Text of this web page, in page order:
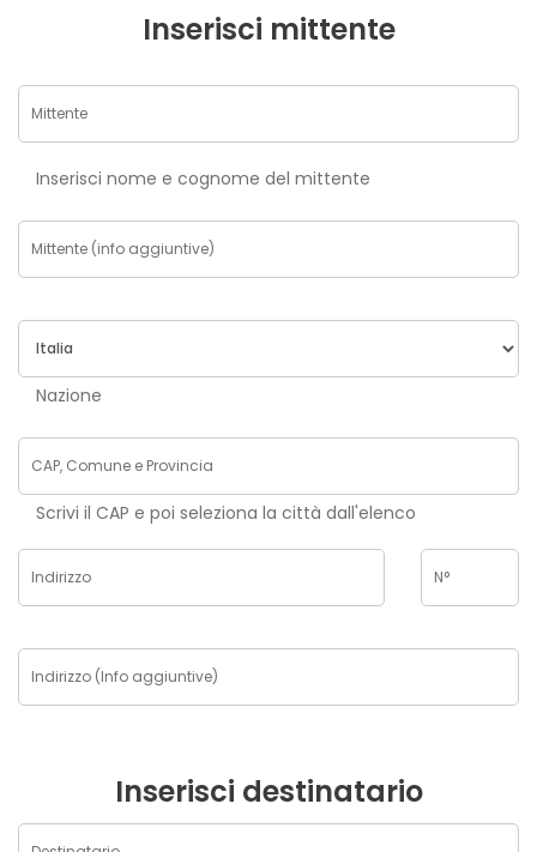
Inserisci mittente
Inserisci nome e cognome del mittente
Nazione
Scrivi il CAP e poi seleziona la città dall'elenco
Inserisci destinatario